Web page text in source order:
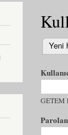
Yeni
GETEM